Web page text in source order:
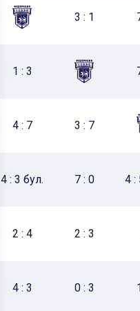
3 : 1
1 : 3
4 : 7 3 : 7
4 : 3 бул. 7 : 0 4 :
2 : 4 2 : 3
4 : 3 0 : 3
3 : 2 бул.
2 : 3 бул.
3 : 1 3 : 1
1 : 2 0 : 1
0 : 6 0 : 3
1 : 3 3 : 5